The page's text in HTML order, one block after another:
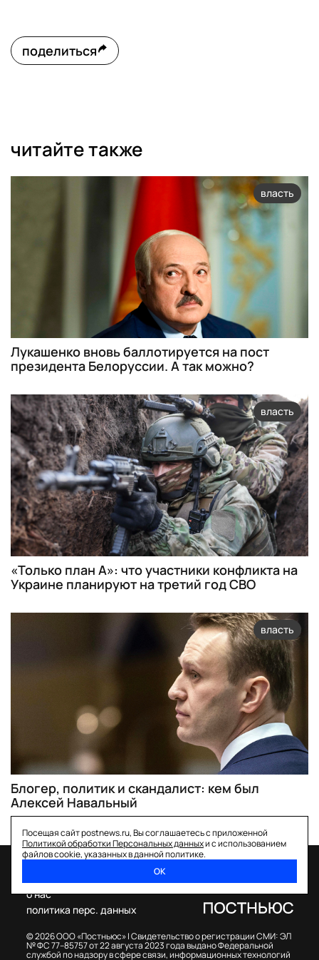
поделиться
читайте также
власть
Лукашенко вновь баллотируется на пост
президента Белоруссии. А так можно?
власть
«Только план А»: что участники конфликта на
Украине планируют на третий год СВО
власть
Блогер, политик и скандалист: кем был
Алексей Навальный
Посещая сайт postnews.ru, Вы соглашаетесь с приложенной
Политикой обработки Персональных данныхи с использованием
файлов cookie, указанных в данной политике.
ОК
© 2026 ООО «Постньюс» |Свидетельство о регистрации СМИ: ЭЛ
№ ФС 77–85757 от 22 августа 2023 года выдано Федеральной
службой по надзору в сфере связи, информационных технологий
о нас
политика перс. данных